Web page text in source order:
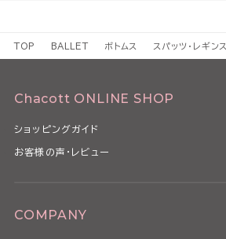
TOP BALLET ボトムス スパッツ・レギンス
Chacott ONLINE SHOP
ショッピングガイド
お客様の声・レビュー
COMPANY